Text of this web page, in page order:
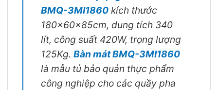
BMQ-3MI1860 kích thước
180x60x85cm, dung tích 340
lít, công suất 420W, trọng lượng
125Kg. Bàn mát BMQ-3MI1860
là mẫu tủ bảo quản thực phẩm
công nghiệp cho các quầy pha